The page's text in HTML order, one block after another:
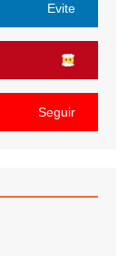
Evite
Seguir